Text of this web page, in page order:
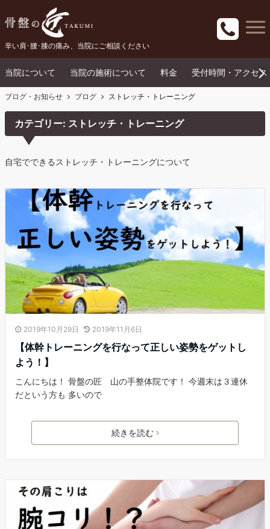
辛い肩･腰･膝の痛み、当院にご相談ください
当院について 当院の施術について 料金 受付時間・アクセス
ブログ・お知らせ ブログ ストレッチ・トレーニング
カテゴリー: ストレッチ・トレーニング
自宅でできるストレッチ・トレーニングについて
2019年10月29日 2019年11月6日
【体幹トレーニングを行なって正しい姿勢をゲットし
よう！】
こんにちは！ 骨盤の匠 山の手整体院です！ 今週末は３連休
だという方も 多いので
続きを読む